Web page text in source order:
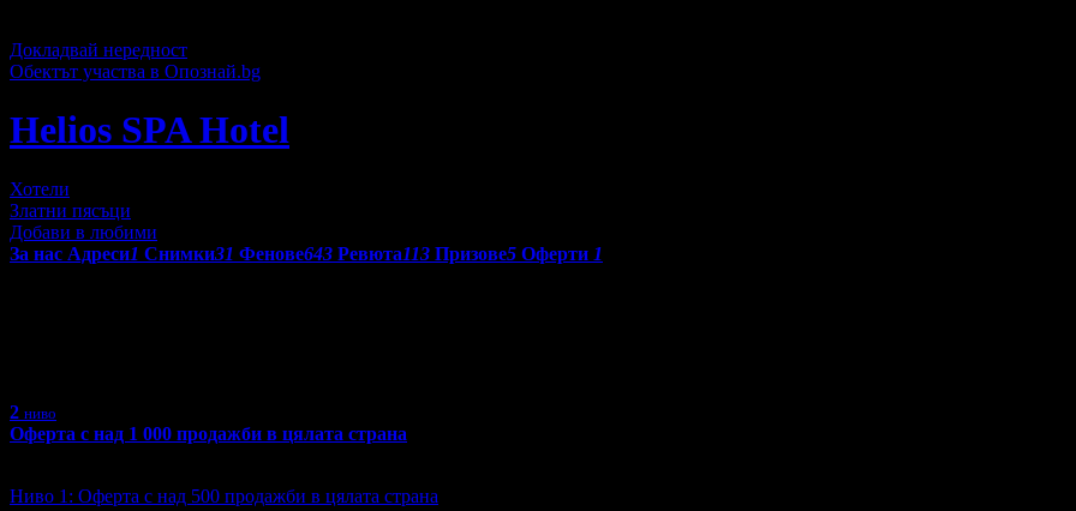
Докладвай нередност
Обектът участва в Опознай.bg
Helios SPA Hotel
Хотели
Златни пясъци
Добави в любими
За нас Адреси1 Снимки31 Фенове643 Ревюта113 Призове5 Оферти 1
2 ниво
Оферта с над 1 000 продажби в цялата страна
Ниво 1: Оферта с над 500 продажби в цялата страна